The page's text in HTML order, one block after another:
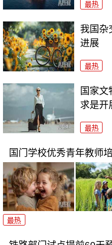
最热
我国杂
进展
最热
国家
求是开
最热
国门学校优秀青年教师
最热